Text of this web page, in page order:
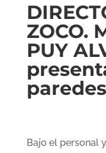
ZOCO.
PUY
Bajo el personal